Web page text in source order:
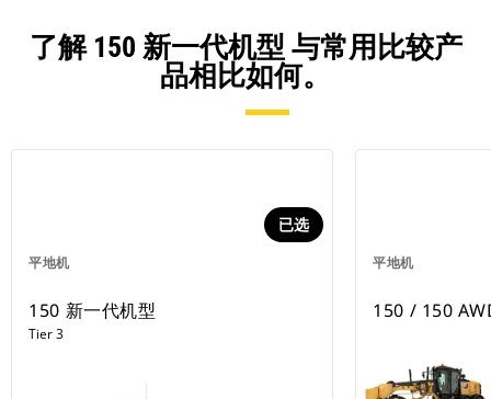
了解 150 新一代机型 与常用比较产
品相比如何。
平地机
已选
150 新一代机型
Tier 3
平地机
150 / 150